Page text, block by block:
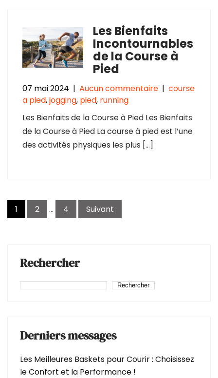
Les Bienfaits
Incontournables
de la Course à
Pied
07 mai 2024 | Aucun commentaire | course
a pied,jogging, pied, running
Les Bienfaits de la Course à Pied Les Bienfaits
de la Course à Pied La course à pied est l’une
des activités physiques les plus […]
Pagination
des
1 2 … 4 Suivant
Rechercher
Rechercher
Derniers messages
Les Meilleures Baskets pour Courir : Choisissez
le Confort et la Performance !